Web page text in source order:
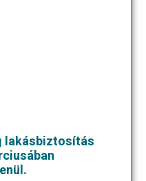
lakásbiztosítás